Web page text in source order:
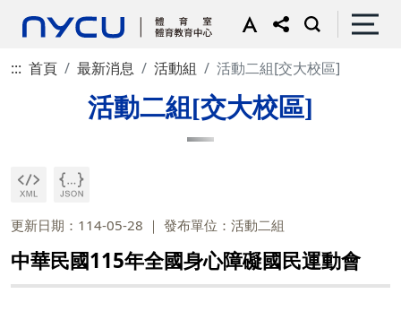
::: 首頁 最新消息 活動組 活動二組[交大校區]
活動二組[交大校區]
更新日期：114-05-28 發布單位：活動二組
中華民國115年全國身心障礙國民運動會